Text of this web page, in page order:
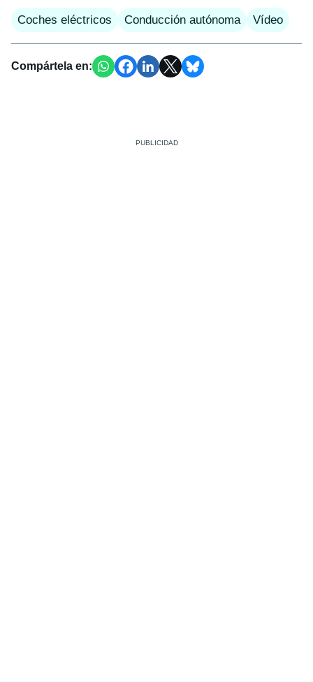
Coches eléctricos Conducción autónoma Vídeo
Compártela en: